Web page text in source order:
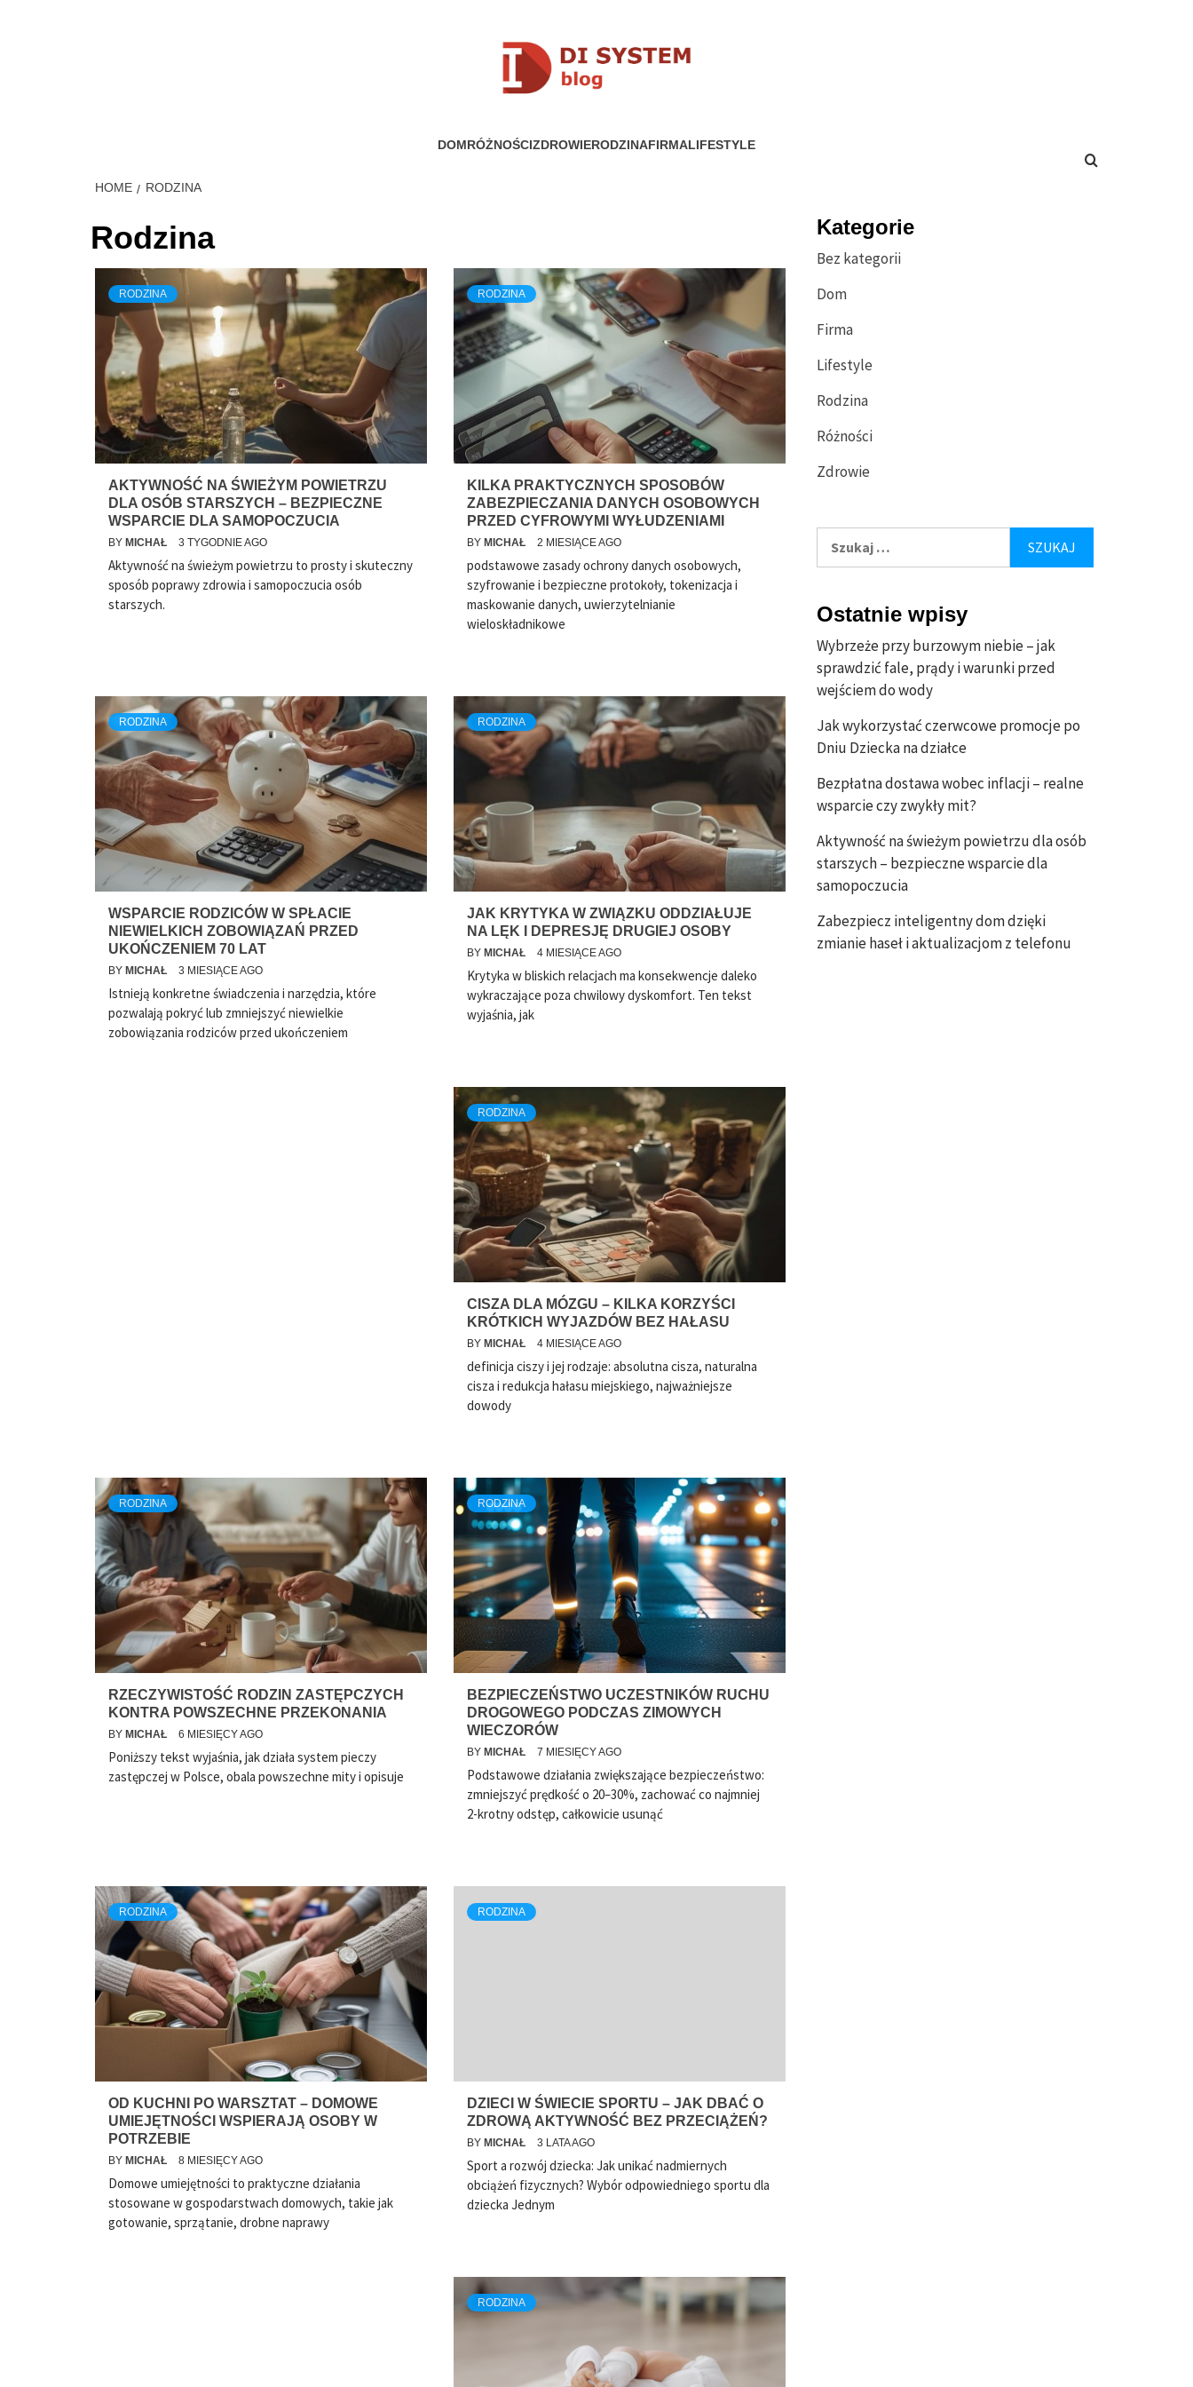
MÓJ SYSTEM
DOMRÓŻNOŚCIZDROWIERODZINAFIRMALIFESTYLE
HOME RODZINA
Rodzina
RODZINA
AKTYWNOŚĆ NA ŚWIEŻYM POWIETRZU
DLA OSÓB STARSZYCH – BEZPIECZNE
WSPARCIE DLA SAMOPOCZUCIA
BY MICHAŁ 3 TYGODNIE AGO
Aktywność na świeżym powietrzu to prosty i skuteczny
sposób poprawy zdrowia i samopoczucia osób
starszych.
RODZINA
KILKA PRAKTYCZNYCH SPOSOBÓW
ZABEZPIECZANIA DANYCH OSOBOWYCH
PRZED CYFROWYMI WYŁUDZENIAMI
BY MICHAŁ 2 MIESIĄCE AGO
podstawowe zasady ochrony danych osobowych,
szyfrowanie i bezpieczne protokoły, tokenizacja i
maskowanie danych, uwierzytelnianie
wieloskładnikowe
RODZINA
WSPARCIE RODZICÓW W SPŁACIE
NIEWIELKICH ZOBOWIĄZAŃ PRZED
UKOŃCZENIEM 70 LAT
BY MICHAŁ 3 MIESIĄCE AGO
Istnieją konkretne świadczenia i narzędzia, które
pozwalają pokryć lub zmniejszyć niewielkie
zobowiązania rodziców przed ukończeniem
RODZINA
JAK KRYTYKA W ZWIĄZKU ODDZIAŁUJE
NA LĘK I DEPRESJĘ DRUGIEJ OSOBY
BY MICHAŁ 4 MIESIĄCE AGO
Krytyka w bliskich relacjach ma konsekwencje daleko
wykraczające poza chwilowy dyskomfort. Ten tekst
wyjaśnia, jak
RODZINA
CISZA DLA MÓZGU – KILKA KORZYŚCI
KRÓTKICH WYJAZDÓW BEZ HAŁASU
BY MICHAŁ 4 MIESIĄCE AGO
definicja ciszy i jej rodzaje: absolutna cisza, naturalna
cisza i redukcja hałasu miejskiego, najważniejsze
dowody
RODZINA
RZECZYWISTOŚĆ RODZIN ZASTĘPCZYCH
KONTRA POWSZECHNE PRZEKONANIA
BY MICHAŁ 6 MIESIĘCY AGO
Poniższy tekst wyjaśnia, jak działa system pieczy
zastępczej w Polsce, obala powszechne mity i opisuje
RODZINA
BEZPIECZEŃSTWO UCZESTNIKÓW RUCHU
DROGOWEGO PODCZAS ZIMOWYCH
WIECZORÓW
BY MICHAŁ 7 MIESIĘCY AGO
Podstawowe działania zwiększające bezpieczeństwo:
zmniejszyć prędkość o 20–30%, zachować co najmniej
2-krotny odstęp, całkowicie usunąć
RODZINA
OD KUCHNI PO WARSZTAT – DOMOWE
UMIEJĘTNOŚCI WSPIERAJĄ OSOBY W
POTRZEBIE
BY MICHAŁ 8 MIESIĘCY AGO
Domowe umiejętności to praktyczne działania
stosowane w gospodarstwach domowych, takie jak
gotowanie, sprzątanie, drobne naprawy
RODZINA
DZIECI W ŚWIECIE SPORTU – JAK DBAĆ O
ZDROWĄ AKTYWNOŚĆ BEZ PRZECIĄŻEŃ?
BY MICHAŁ 3 LATA AGO
Sport a rozwój dziecka: Jak unikać nadmiernych
obciążeń fizycznych? Wybór odpowiedniego sportu dla
dziecka Jednym
RODZINA
Kategorie
Bez kategorii
Dom
Firma
Lifestyle
Rodzina
Różności
Zdrowie
Ostatnie wpisy
Wybrzeże przy burzowym niebie – jak
sprawdzić fale, prądy i warunki przed
wejściem do wody
Jak wykorzystać czerwcowe promocje po
Dniu Dziecka na działce
Bezpłatna dostawa wobec inflacji – realne
wsparcie czy zwykły mit?
Aktywność na świeżym powietrzu dla osób
starszych – bezpieczne wsparcie dla
samopoczucia
Zabezpiecz inteligentny dom dzięki
zmianie haseł i aktualizacjom z telefonu